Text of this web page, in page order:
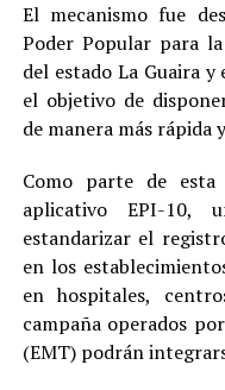
El mecanismo fue
Poder Popular para
del estado La Guaira y
el objetivo de
de manera más rápida
Como parte de
aplicativo EPI-10,
estandarizar el
en los
en hospitales,
campaña operados
(EMT) podrán